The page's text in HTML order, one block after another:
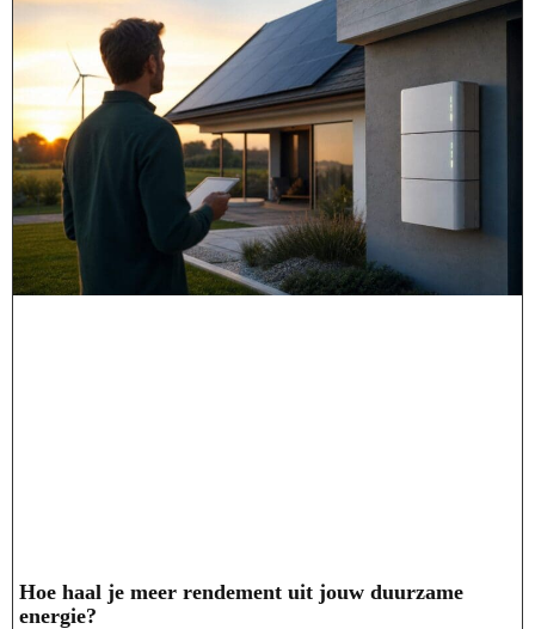
Hoe haal je meer rendement uit jouw duurzame
energie?